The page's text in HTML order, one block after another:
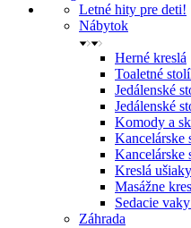
Letné hity pre deti!
Nábytok
Herné kreslá
Toaletné
Jedálenské
Jedálenské
Komody a
Kancelárske
Kancelárske
Kreslá ušiaky
Masážne
Sedacie
Záhrada